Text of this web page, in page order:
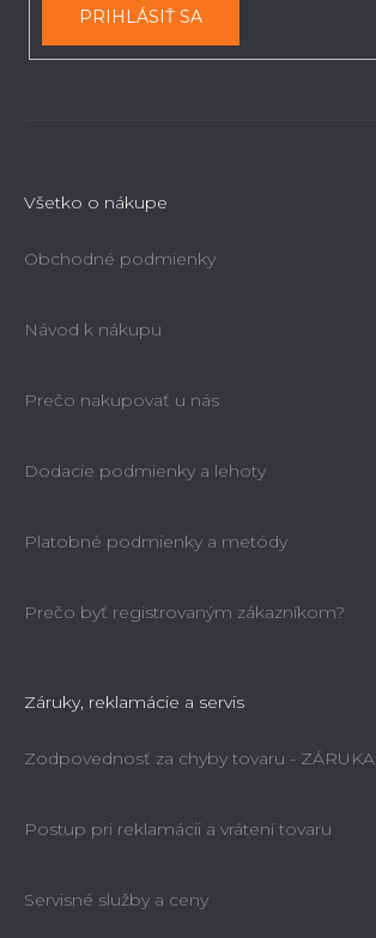
PRIHLÁSIŤ SA
Všetko o nákupe
Obchodné podmienky
Návod k nákupu
Prečo nakupovať u nás
Dodacie podmienky a lehoty
Platobné podmienky a metódy
Prečo byť registrovaným zákazníkom?
Záruky, reklamácie a servis
Zodpovednosť za chyby tovaru - ZÁRUKA
Postup pri reklamácii a vrátení tovaru
Servisné služby a ceny